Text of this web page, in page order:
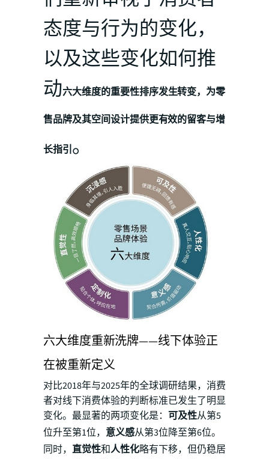
态度与行为的变化，
以及这些变化如何推
动六大维度的重要性排序发生转变，为零
售品牌及其空间设计提供更有效的留客与增
长指引 。
六大维度重新洗牌——线下体验正
在被重新定义
对比2018年与2025年的全球调研结果，消费
者对线下消费体验的判断标准已发生了明显
变化。最显著的两项变化是： 可及性从第5
位升至第1位， 意义感从第3位降至第6位。
同时， 直觉性和人性化略有下移，但仍稳居